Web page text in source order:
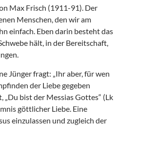
Max Frisch (1911-91). Der
Menschen, den wir am
einfach. Eben darin besteht das
hält, in der Bereitschaft,
Jünger fragt: „Ihr aber, für wen
der Liebe gegeben
bist der Messias Gottes“ (Lk
göttlicher Liebe. Eine
einzulassen und zugleich der